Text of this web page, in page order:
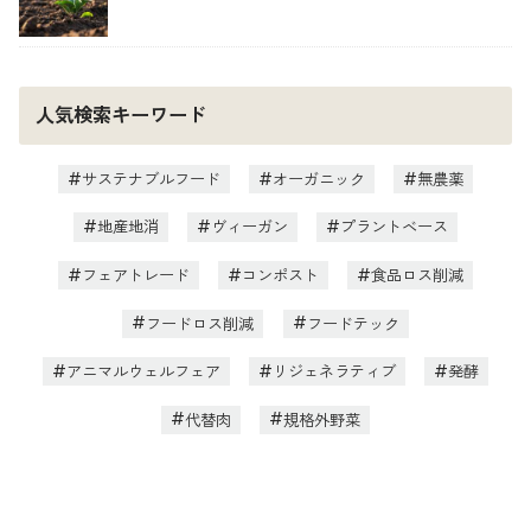
人気検索キーワード
サステナブルフード オーガニック 無農薬
地産地消 ヴィーガン プラントベース
フェアトレード コンポスト 食品ロス削減
フードロス削減 フードテック
アニマルウェルフェア リジェネラティブ 発酵
代替肉 規格外野菜